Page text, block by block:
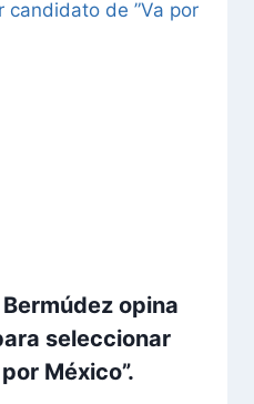
opina
seleccionar
México”.